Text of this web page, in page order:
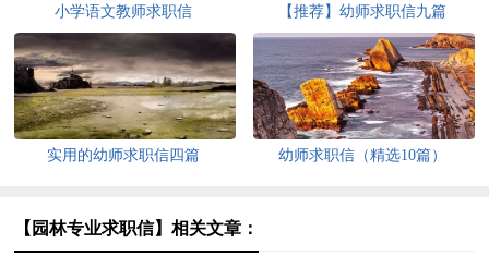
小学语文教师求职信 【推荐】幼师求职信九篇
实用的幼师求职信四篇 幼师求职信（精选10篇）
【园林专业求职信】相关文章：